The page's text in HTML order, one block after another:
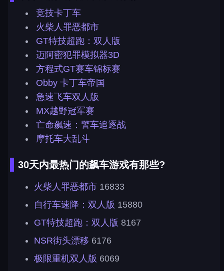
竞技卡丁车
火柴人罪恶都市
GT特技超跑：双人版
迈阿密犯罪模拟器3D
方程式GT赛车锦标赛
Obby 卡丁车帝国
急速飞车双人版
MX越野冠军赛
亡命飙速：警车追逐战
摩托车大乱斗
30天内最热门的飙车游戏有那些?
火柴人罪恶都市 16833
自行车速降：双人版 15880
GT特技超跑：双人版 8167
NSR街头漂移 6176
极限重机双人版 6069